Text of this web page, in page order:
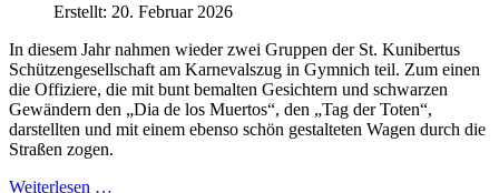
Erstellt: 20. Februar 2026
In diesem Jahr nahmen wieder zwei Gruppen der St. Kunibertus
Schützengesellschaft am Karnevalszug in Gymnich teil. Zum einen
die Offiziere, die mit bunt bemalten Gesichtern und schwarzen
Gewändern den „Dia de los Muertos“, den „Tag der Toten“,
darstellten und mit einem ebenso schön gestalteten Wagen durch die
Straßen zogen.
Weiterlesen …